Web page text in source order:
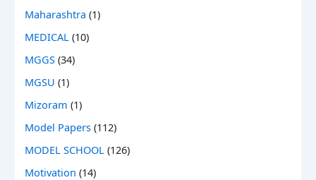
Maharashtra (1)
MEDICAL (10)
MGGS (34)
MGSU (1)
Mizoram (1)
Model Papers (112)
MODEL SCHOOL (126)
Motivation (14)